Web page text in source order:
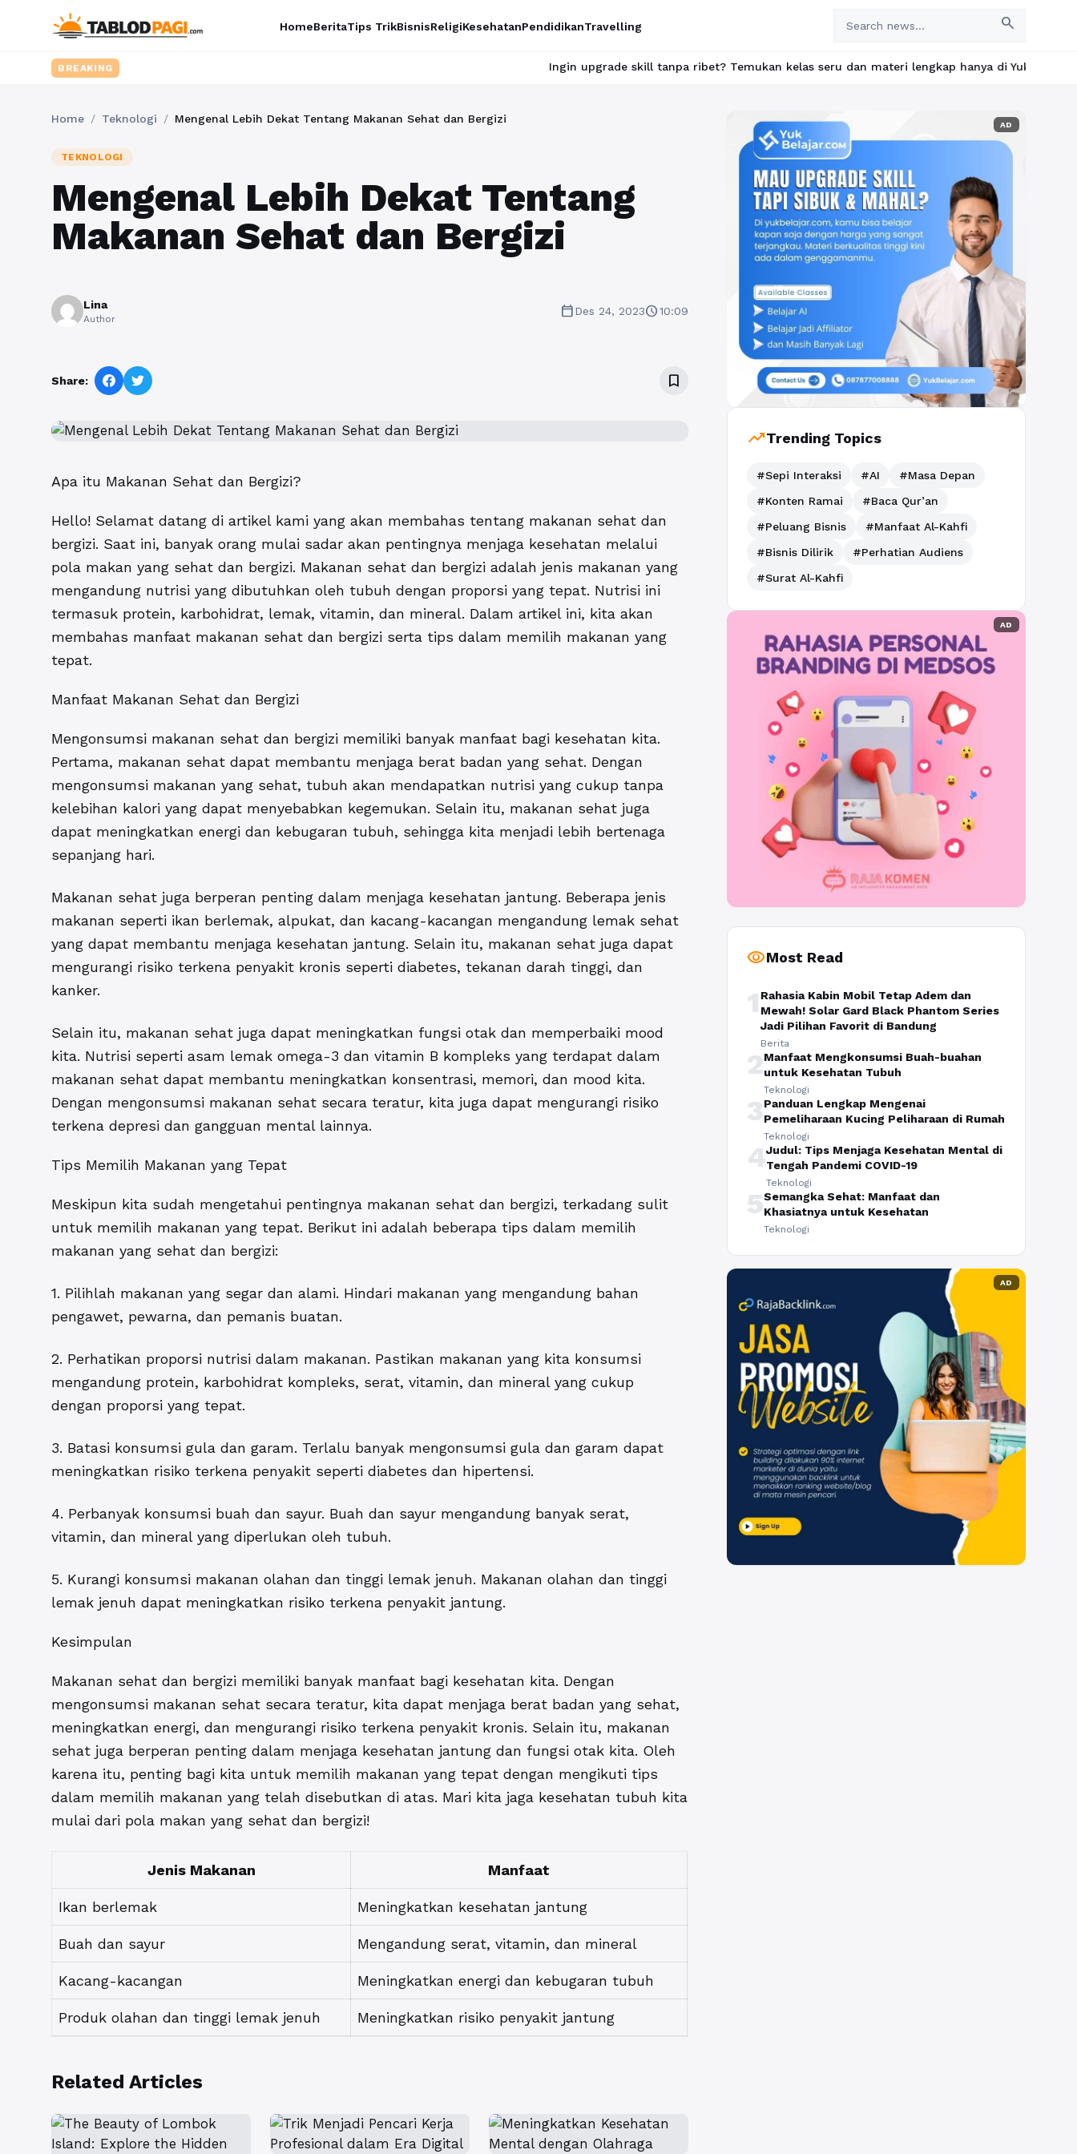
HomeBeritaTips TrikBisnisReligiKesehatanPendidikanTravelling search
BREAKING Ingin upgrade skill tanpa ribet? Temukan kelas seru dan materi lengkap hanya di YukBelajar.com.
Home / Teknologi / Mengenal Lebih Dekat Tentang Makanan Sehat dan Bergizi
TEKNOLOGI
Mengenal Lebih Dekat Tentang
Makanan Sehat dan Bergizi
Lina
Author calendar_todayDes 24, 2023schedule10:09
Share: bookmark_border
Apa itu Makanan Sehat dan Bergizi?
Hello! Selamat datang di artikel kami yang akan membahas tentang makanan sehat dan
bergizi. Saat ini, banyak orang mulai sadar akan pentingnya menjaga kesehatan melalui
pola makan yang sehat dan bergizi. Makanan sehat dan bergizi adalah jenis makanan yang
mengandung nutrisi yang dibutuhkan oleh tubuh dengan proporsi yang tepat. Nutrisi ini
termasuk protein, karbohidrat, lemak, vitamin, dan mineral. Dalam artikel ini, kita akan
membahas manfaat makanan sehat dan bergizi serta tips dalam memilih makanan yang
tepat.
Manfaat Makanan Sehat dan Bergizi
Mengonsumsi makanan sehat dan bergizi memiliki banyak manfaat bagi kesehatan kita.
Pertama, makanan sehat dapat membantu menjaga berat badan yang sehat. Dengan
mengonsumsi makanan yang sehat, tubuh akan mendapatkan nutrisi yang cukup tanpa
kelebihan kalori yang dapat menyebabkan kegemukan. Selain itu, makanan sehat juga
dapat meningkatkan energi dan kebugaran tubuh, sehingga kita menjadi lebih bertenaga
sepanjang hari.
Makanan sehat juga berperan penting dalam menjaga kesehatan jantung. Beberapa jenis
makanan seperti ikan berlemak, alpukat, dan kacang-kacangan mengandung lemak sehat
yang dapat membantu menjaga kesehatan jantung. Selain itu, makanan sehat juga dapat
mengurangi risiko terkena penyakit kronis seperti diabetes, tekanan darah tinggi, dan
kanker.
Selain itu, makanan sehat juga dapat meningkatkan fungsi otak dan memperbaiki mood
kita. Nutrisi seperti asam lemak omega-3 dan vitamin B kompleks yang terdapat dalam
makanan sehat dapat membantu meningkatkan konsentrasi, memori, dan mood kita.
Dengan mengonsumsi makanan sehat secara teratur, kita juga dapat mengurangi risiko
terkena depresi dan gangguan mental lainnya.
Tips Memilih Makanan yang Tepat
Meskipun kita sudah mengetahui pentingnya makanan sehat dan bergizi, terkadang sulit
untuk memilih makanan yang tepat. Berikut ini adalah beberapa tips dalam memilih
makanan yang sehat dan bergizi:
1. Pilihlah makanan yang segar dan alami. Hindari makanan yang mengandung bahan
pengawet, pewarna, dan pemanis buatan.
2. Perhatikan proporsi nutrisi dalam makanan. Pastikan makanan yang kita konsumsi
mengandung protein, karbohidrat kompleks, serat, vitamin, dan mineral yang cukup
dengan proporsi yang tepat.
3. Batasi konsumsi gula dan garam. Terlalu banyak mengonsumsi gula dan garam dapat
meningkatkan risiko terkena penyakit seperti diabetes dan hipertensi.
4. Perbanyak konsumsi buah dan sayur. Buah dan sayur mengandung banyak serat,
vitamin, dan mineral yang diperlukan oleh tubuh.
5. Kurangi konsumsi makanan olahan dan tinggi lemak jenuh. Makanan olahan dan tinggi
lemak jenuh dapat meningkatkan risiko terkena penyakit jantung.
Kesimpulan
Makanan sehat dan bergizi memiliki banyak manfaat bagi kesehatan kita. Dengan
mengonsumsi makanan sehat secara teratur, kita dapat menjaga berat badan yang sehat,
meningkatkan energi, dan mengurangi risiko terkena penyakit kronis. Selain itu, makanan
sehat juga berperan penting dalam menjaga kesehatan jantung dan fungsi otak kita. Oleh
karena itu, penting bagi kita untuk memilih makanan yang tepat dengan mengikuti tips
dalam memilih makanan yang telah disebutkan di atas. Mari kita jaga kesehatan tubuh kita
mulai dari pola makan yang sehat dan bergizi!
Jenis Makanan Manfaat
Ikan berlemak Meningkatkan kesehatan jantung
Buah dan sayur Mengandung serat, vitamin, dan mineral
Kacang-kacangan Meningkatkan energi dan kebugaran tubuh
Produk olahan dan tinggi lemak jenuh Meningkatkan risiko penyakit jantung
Related Articles
AD
trending_upTrending Topics
#Sepi Interaksi #AI
#Masa Depan
#Konten Ramai
#Baca Qur’an
#Peluang Bisnis
#Manfaat Al-Kahfi
#Bisnis Dilirik
#Perhatian Audiens
#Surat Al-Kahfi
AD
visibilityMost Read
1 Rahasia Kabin Mobil Tetap Adem dan
Mewah! Solar Gard Black Phantom Series
Jadi Pilihan Favorit di Bandung
Berita
2Manfaat Mengkonsumsi Buah-buahan
untuk Kesehatan Tubuh
Teknologi
3Panduan Lengkap Mengenai
Pemeliharaan Kucing Peliharaan di Rumah
Teknologi
4Judul: Tips Menjaga Kesehatan Mental di
Tengah Pandemi COVID-19
Teknologi
5Semangka Sehat: Manfaat dan
Khasiatnya untuk Kesehatan
Teknologi
AD